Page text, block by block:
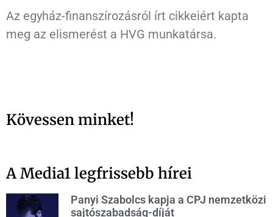
Az egyház-finanszírozásról írt cikkeiért kapta
meg az elismerést a HVG munkatársa.
Kövessen minket!
A Media1 legfrissebb hírei
Panyi Szabolcs kapja a CPJ nemzetközi
sajtószabadság-díját